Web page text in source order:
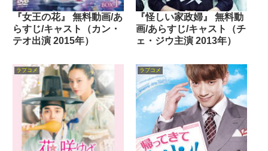
『女王の花』 無料動画/あ
らすじ/キャスト（カン・
テオ出演 2015年）
『怪しい家政婦』 無料動
画/あらすじ/キャスト（チ
ェ・ジウ主演 2013年）
ラブコメ ラブコメ